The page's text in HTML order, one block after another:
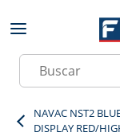
Skip to main
Site Search
NAVAC NST2
DISPLAY RED/